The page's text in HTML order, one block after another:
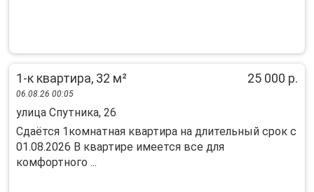
1-к квартира, 32 м² 25 000 р.
06.08.26 00:05
улица Спутника, 26
Сдаётся 1комнатная квартира на длительный срок с
01.08.2026 В квартире имеется все для
комфортного ...